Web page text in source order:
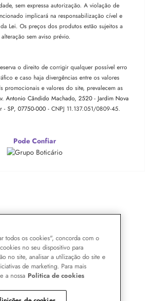
sem expressa autorização. A violação de
implicará na responsabilização cível e
Lei. Os preços dos produtos estão sujeitos a
alteração sem aviso prévio.
o direito de corrigir qualquer possível erro
e caso haja divergências entre os valores
promocionais e valores do site, prevalecem as
Antonio Cândido Machado, 2520 - Jardim Nova
- SP, 07750-000 - CNPJ 11.137.051/0809-45.
Pode Confiar
todos os cookies", concorda com o
no seu dispositivo para
no site, analisar a utilização do site e
de marketing. Para mais
a nossa Politica de cookies